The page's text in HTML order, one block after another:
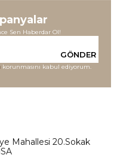
Sen Haberdar Ol!
GÖNDER
korunmasını kabul ediyorum.
Mahallesi 20.Sokak